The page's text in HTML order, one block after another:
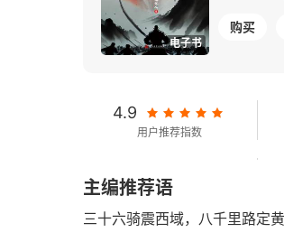
电子书
购买
4.9
用户推荐指数
字数
主编推荐语
三十六骑震西域，八千里路定黄